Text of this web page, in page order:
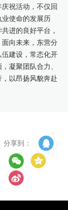
祝活动，不仅回
使命的发展历
进的良好平台，
向未来，东营分
建设，常态化开
凝聚团队合力、
以昂扬风貌奔赴
分享到：